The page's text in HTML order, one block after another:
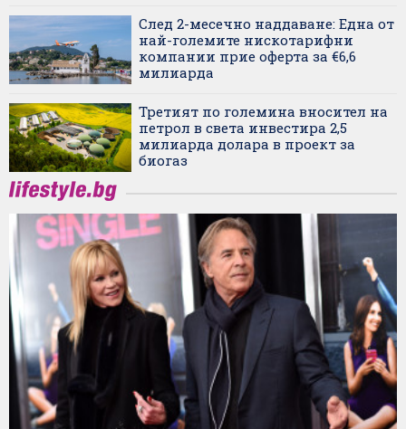
След 2-месечно наддаване: Една от
най-големите нискотарифни
компании прие оферта за €6,6
милиарда
Третият по големина вносител на
петрол в света инвестира 2,5
милиарда долара в проект за
биогаз